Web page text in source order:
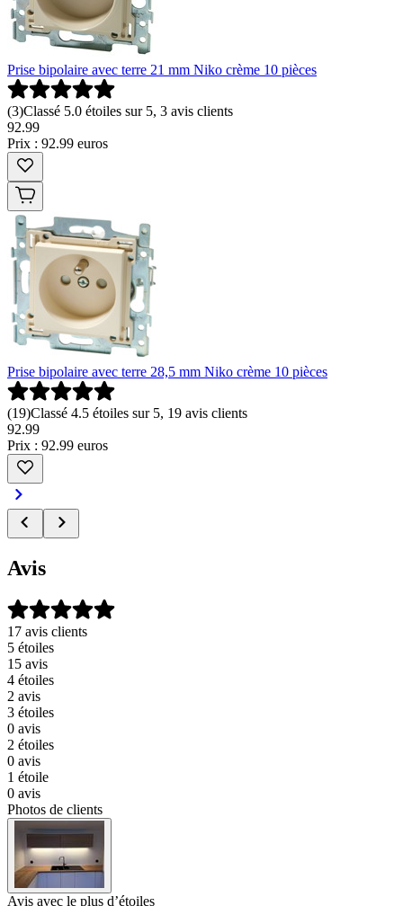
Prise bipolaire avec terre 21 mm Niko crème 10 pièces
(3)Classé 5.0 étoiles sur 5, 3 avis clients
92.99
Prix : 92.99 euros
Prise bipolaire avec terre 28,5 mm Niko crème 10 pièces
(19)Classé 4.5 étoiles sur 5, 19 avis clients
92.99
Prix : 92.99 euros
Avis
17 avis clients
5 étoiles
15 avis
4 étoiles
2 avis
3 étoiles
0 avis
2 étoiles
0 avis
1 étoile
0 avis
Photos de clients
Avis avec le plus d’étoiles